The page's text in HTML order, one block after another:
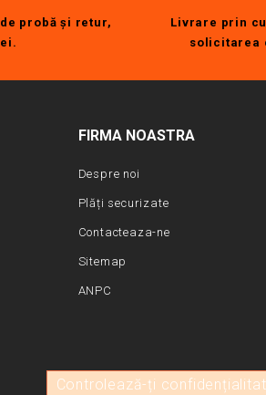
probă şi retur,
Livrare prin
solicitarea
FIRMA NOASTRA
Despre noi
Plăți securizate
Contacteaza-ne
Sitemap
ANPC
Controlează-ți